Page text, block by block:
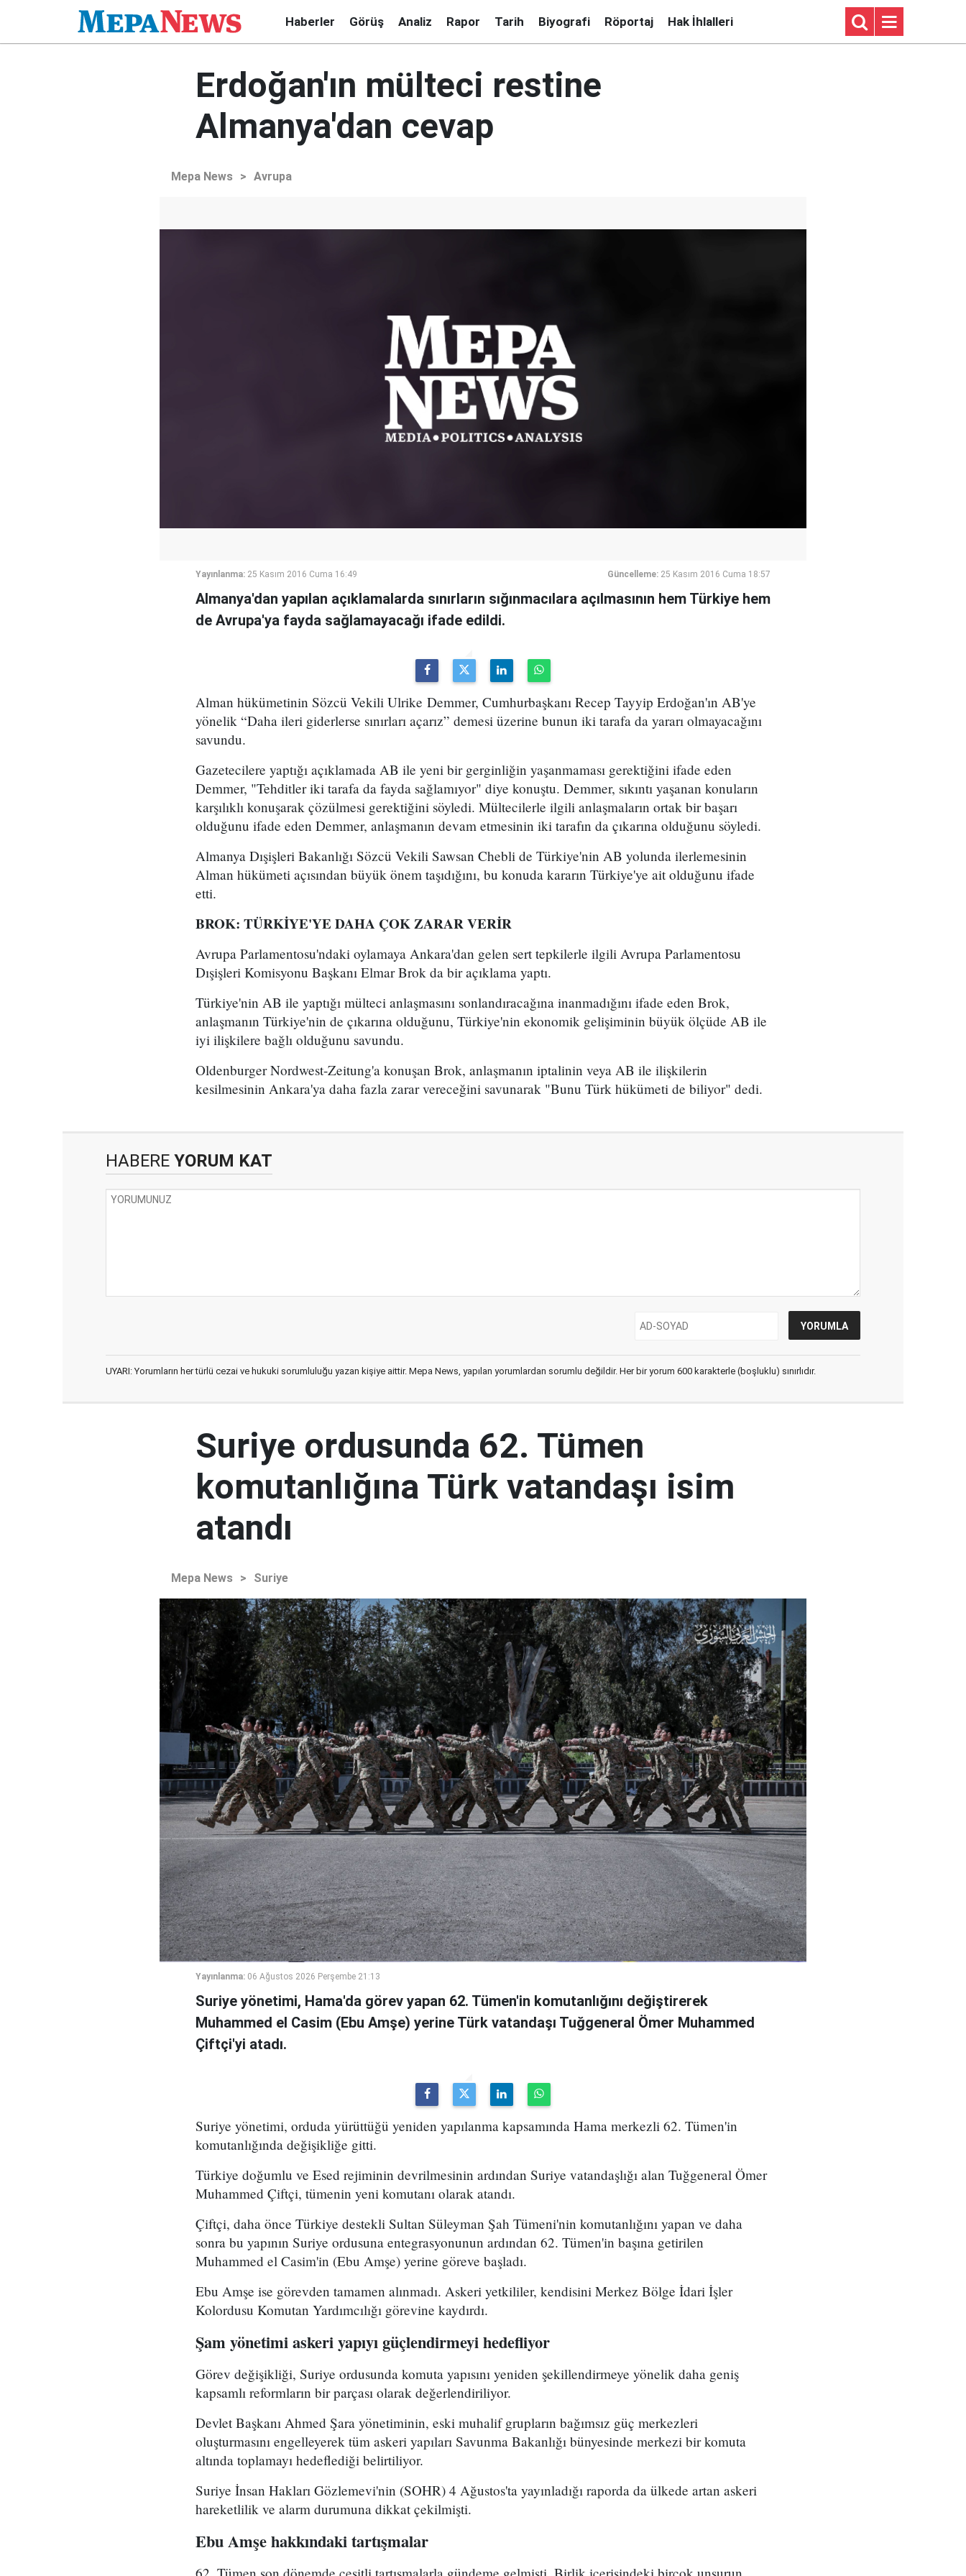
Haberler Görüş Analiz Rapor Tarih Biyografi Röportaj Hak İhlalleri
Erdoğan'ın mülteci restine
Almanya'dan cevap
Mepa News > Avrupa
Yayınlanma: 25 Kasım 2016 Cuma 16:49 Güncelleme: 25 Kasım 2016 Cuma 18:57
Almanya'dan yapılan açıklamalarda sınırların sığınmacılara açılmasının hem Türkiye hem
de Avrupa'ya fayda sağlamayacağı ifade edildi.
Alman hükümetinin Sözcü Vekili Ulrike Demmer, Cumhurbaşkanı Recep Tayyip Erdoğan'ın AB'ye
yönelik “Daha ileri giderlerse sınırları açarız” demesi üzerine bunun iki tarafa da yararı olmayacağını
savundu.
Gazetecilere yaptığı açıklamada AB ile yeni bir gerginliğin yaşanmaması gerektiğini ifade eden
Demmer, "Tehditler iki tarafa da fayda sağlamıyor" diye konuştu. Demmer, sıkıntı yaşanan konuların
karşılıklı konuşarak çözülmesi gerektiğini söyledi. Mültecilerle ilgili anlaşmaların ortak bir başarı
olduğunu ifade eden Demmer, anlaşmanın devam etmesinin iki tarafın da çıkarına olduğunu söyledi.
Almanya Dışişleri Bakanlığı Sözcü Vekili Sawsan Chebli de Türkiye'nin AB yolunda ilerlemesinin
Alman hükümeti açısından büyük önem taşıdığını, bu konuda kararın Türkiye'ye ait olduğunu ifade
etti.
BROK: TÜRKİYE'YE DAHA ÇOK ZARAR VERİR
Avrupa Parlamentosu'ndaki oylamaya Ankara'dan gelen sert tepkilerle ilgili Avrupa Parlamentosu
Dışişleri Komisyonu Başkanı Elmar Brok da bir açıklama yaptı.
Türkiye'nin AB ile yaptığı mülteci anlaşmasını sonlandıracağına inanmadığını ifade eden Brok,
anlaşmanın Türkiye'nin de çıkarına olduğunu, Türkiye'nin ekonomik gelişiminin büyük ölçüde AB ile
iyi ilişkilere bağlı olduğunu savundu.
Oldenburger Nordwest-Zeitung'a konuşan Brok, anlaşmanın iptalinin veya AB ile ilişkilerin
kesilmesinin Ankara'ya daha fazla zarar vereceğini savunarak "Bunu Türk hükümeti de biliyor" dedi.
HABERE YORUM KAT
UYARI: Yorumların her türlü cezai ve hukuki sorumluluğu yazan kişiye aittir. Mepa News, yapılan yorumlardan sorumlu değildir. Her bir yorum 600 karakterle (boşluklu) sınırlıdır.
Suriye ordusunda 62. Tümen
komutanlığına Türk vatandaşı isim
atandı
Mepa News > Suriye
Yayınlanma: 06 Ağustos 2026 Perşembe 21:13
Suriye yönetimi, Hama'da görev yapan 62. Tümen'in komutanlığını değiştirerek
Muhammed el Casim (Ebu Amşe) yerine Türk vatandaşı Tuğgeneral Ömer Muhammed
Çiftçi'yi atadı.
Suriye yönetimi, orduda yürüttüğü yeniden yapılanma kapsamında Hama merkezli 62. Tümen'in
komutanlığında değişikliğe gitti.
Türkiye doğumlu ve Esed rejiminin devrilmesinin ardından Suriye vatandaşlığı alan Tuğgeneral Ömer
Muhammed Çiftçi, tümenin yeni komutanı olarak atandı.
Çiftçi, daha önce Türkiye destekli Sultan Süleyman Şah Tümeni'nin komutanlığını yapan ve daha
sonra bu yapının Suriye ordusuna entegrasyonunun ardından 62. Tümen'in başına getirilen
Muhammed el Casim'in (Ebu Amşe) yerine göreve başladı.
Ebu Amşe ise görevden tamamen alınmadı. Askeri yetkililer, kendisini Merkez Bölge İdari İşler
Kolordusu Komutan Yardımcılığı görevine kaydırdı.
Şam yönetimi askeri yapıyı güçlendirmeyi hedefliyor
Görev değişikliği, Suriye ordusunda komuta yapısını yeniden şekillendirmeye yönelik daha geniş
kapsamlı reformların bir parçası olarak değerlendiriliyor.
Devlet Başkanı Ahmed Şara yönetiminin, eski muhalif grupların bağımsız güç merkezleri
oluşturmasını engelleyerek tüm askeri yapıları Savunma Bakanlığı bünyesinde merkezi bir komuta
altında toplamayı hedeflediği belirtiliyor.
Suriye İnsan Hakları Gözlemevi'nin (SOHR) 4 Ağustos'ta yayınladığı raporda da ülkede artan askeri
hareketlilik ve alarm durumuna dikkat çekilmişti.
Ebu Amşe hakkındaki tartışmalar
62. Tümen son dönemde çeşitli tartışmalarla gündeme gelmişti. Birlik içerisindeki birçok unsurun